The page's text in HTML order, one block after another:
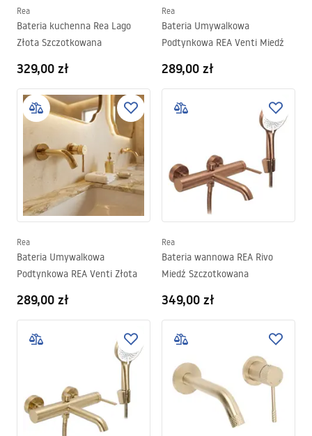
Rea
Bateria kuchenna Rea Lago
Złota Szczotkowana
329,00 zł
Rea
Bateria Umywalkowa
Podtynkowa REA Venti Miedź
289,00 zł
Rea
Bateria Umywalkowa
Podtynkowa REA Venti Złota
289,00 zł
Rea
Bateria wannowa REA Rivo
Miedź Szczotkowana
349,00 zł